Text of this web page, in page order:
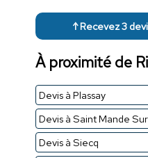
↑ Recevez 3
À proximité de
Devis à Plassay
Devis à Saint Mande
Devis à Siecq